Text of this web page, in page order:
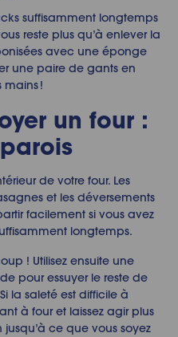
suffisamment longtemps
reste plus qu’à enlever la
ées avec une éponge
une paire de gants en
mains !
un four :
érieur de votre four. Les
et les déversements
facilement si vous avez
longtemps.
! Utilisez ensuite une
pour essuyer le reste de
la saleté est difficile à
à four et laissez agir plus
jusqu’à ce que vous soyez